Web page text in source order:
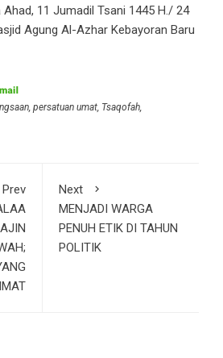
11 Jumadil Tsani 1445 H./ 24
Agung Al-Azhar Kebayoran Baru
, persatuan umat, Tsaqofah,
Prev
Next
MENJADI WARGA
PENUH ETIK DI TAHUN
POLITIK